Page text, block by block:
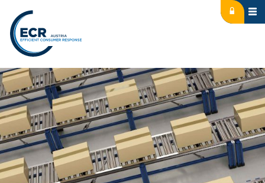
Logo: ECR Austria Icon: